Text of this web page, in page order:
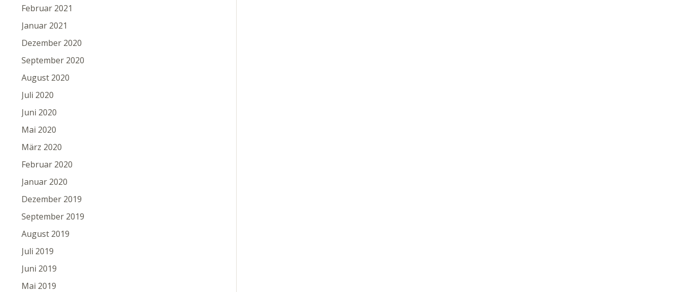
Februar 2021
Januar 2021
Dezember 2020
September 2020
August 2020
Juli 2020
Juni 2020
Mai 2020
März 2020
Februar 2020
Januar 2020
Dezember 2019
September 2019
August 2019
Juli 2019
Juni 2019
Mai 2019